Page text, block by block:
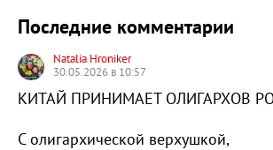
Последние комментарии
Natalia Hroniker
30.05.2026 в 10:57
КИТАЙ ПРИНИМАЕТ ОЛИГАРХОВ
С олигархической верхушкой,